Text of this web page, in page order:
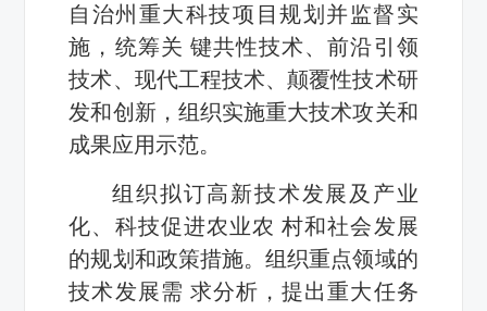
自治州重大科技项目规划并监督实
施，统筹关 键共性技术、前沿引领
技术、现代工程技术、颠覆性技术研
发和创新，组织实施重大技术攻关和
成果应用示范。
组织拟订高新技术发展及产业
化、科技促进农业农 村和社会发展
的规划和政策措施。组织重点领域的
技术发展需 求分析，提出重大任务